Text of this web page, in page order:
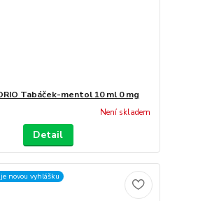
Tabáček-mentol 10 ml 0 mg
Není skladem
Detail
novou vyhlášku